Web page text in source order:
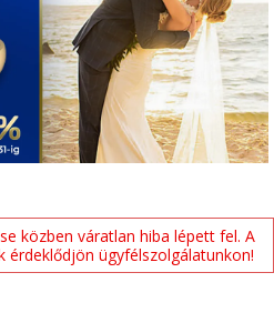
közben váratlan hiba lépett fel. A
ügyfélszolgálatunkon!